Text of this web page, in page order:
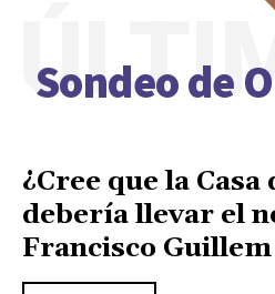
Sondeo de
¿Cree que la
debería llevar el
Francisco Guillem